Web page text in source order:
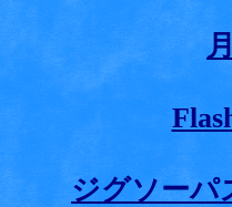
ジグソーパ